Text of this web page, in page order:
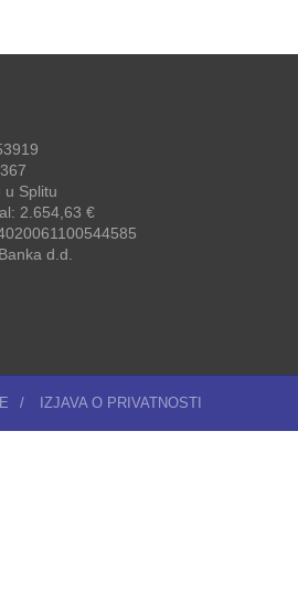
u Splitu
2.654,63 €
d.d.
/ IZJAVA O PRIVATNOSTI